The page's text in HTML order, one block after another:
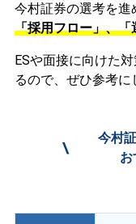
今村証券の選考を進
「採用フロー」、
ESや面接に向けた
るので、ぜひ参考に
\
今村
お